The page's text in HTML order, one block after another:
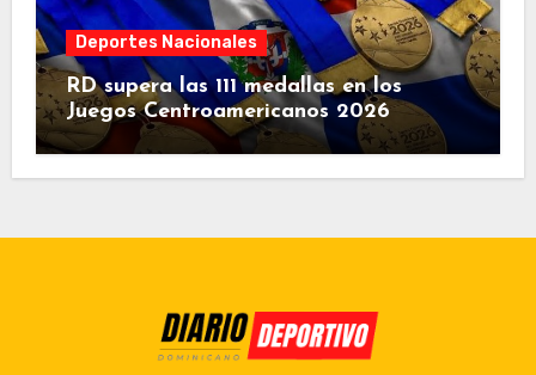
Deportes Nacionales
RD supera las 111 medallas en los
Juegos Centroamericanos 2026